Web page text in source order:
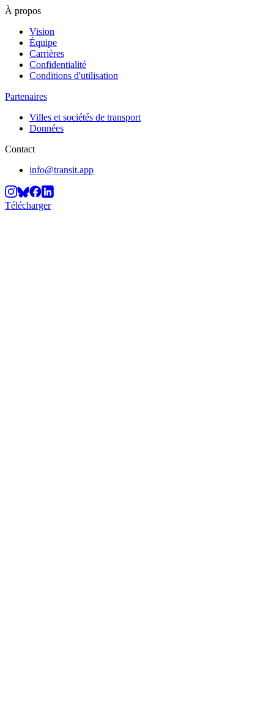
À propos
Vision
Équipe
Carrières
Confidentialité
Conditions d'utilisation
Partenaires
Villes et sociétés de transport
Données
Contact
info@transit.app
Télécharger